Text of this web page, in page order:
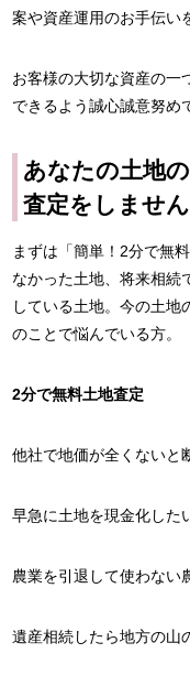
案や資産運用のお手伝い
お客様の大切な資産の一
できるよう誠心誠意努め
あなたの土地
査定をしませ
まずは「簡単！2分で無
なかった土地、将来相続
している土地。今の土地
のことで悩んでいる方。
2分で無料土地査定
他社で地価が全くないと
早急に土地を現金化した
農業を引退して使わない
遺産相続したら地方の山